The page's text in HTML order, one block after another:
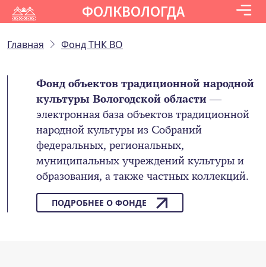
ФОЛКВОЛОГДА
Главная Фонд ТНК ВО
Фонд объектов традиционной народной
культуры Вологодской области—
электронная база объектов традиционной
народной культуры из Собраний
федеральных, региональных,
муниципальных учреждений культуры и
образования, а также частных коллекций.
ПОДРОБНЕЕ О ФОНДЕ